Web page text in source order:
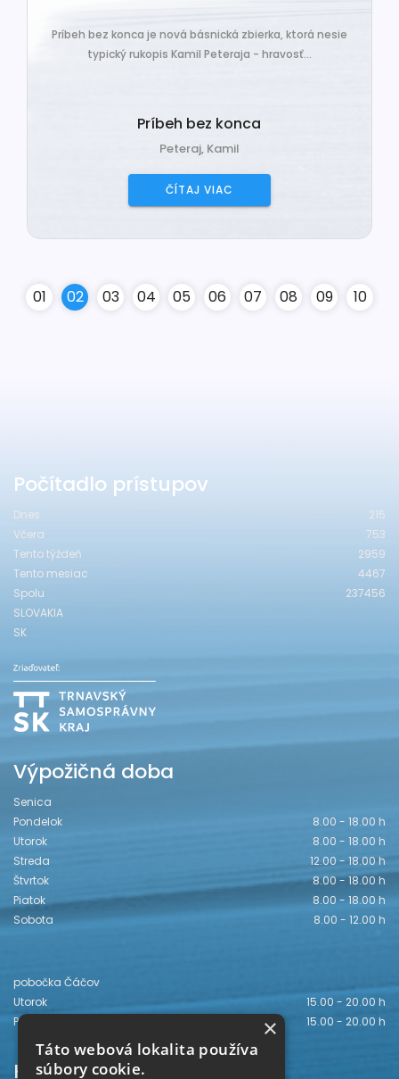
Príbeh bez konca je nová básnická zbierka, ktorá nesie
typický rukopis Kamil Peteraja - hravosť...
Príbeh bez konca
Peteraj, Kamil
ČÍTAJ VIAC
01 02 03 04 05 06 07 08 09 10
Počítadlo prístupov
Dnes
215
Včera
753
Tento týždeň
2959
Tento mesiac
4467
Spolu
237456
SLOVAKIA
SK
Výpožičná doba
Senica
Pondelok
8.00 - 18.00 h
Utorok
8.00 - 18.00 h
Streda
12.00 - 18.00 h
Štvrtok
8.00 - 18.00 h
Piatok
8.00 - 18.00 h
Sobota
8.00 - 12.00 h
pobočka Čáčov
Utorok
15.00 - 20.00 h
Piatok
15.00 - 20.00 h
Kontakt
×
Táto webová lokalita používa
súbory cookie.